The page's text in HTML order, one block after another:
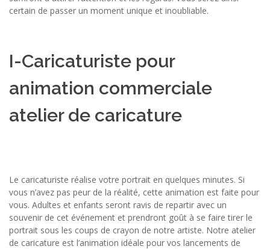
certain de passer un moment unique et inoubliable.
I-Caricaturiste pour
animation commerciale
atelier de caricature
Le caricaturiste réalise votre portrait en quelques minutes. Si
vous n’avez pas peur de la réalité, cette animation est faite pour
vous. Adultes et enfants seront ravis de repartir avec un
souvenir de cet événement et prendront goût à se faire tirer le
portrait sous les coups de crayon de notre artiste. Notre atelier
de caricature est l’animation idéale pour vos lancements de